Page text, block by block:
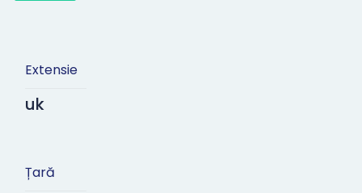
Extensie
uk
Țară